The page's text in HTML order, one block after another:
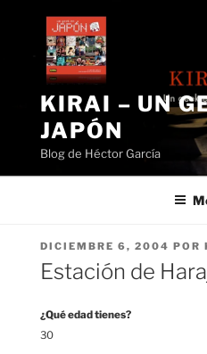
contenido
KIRAI – UN
JAPÓN
Blog de Héctor García
PUBLICADO
EL
DICIEMBRE 6, 2004 POR
Estación de
¿Qué edad tienes?
30